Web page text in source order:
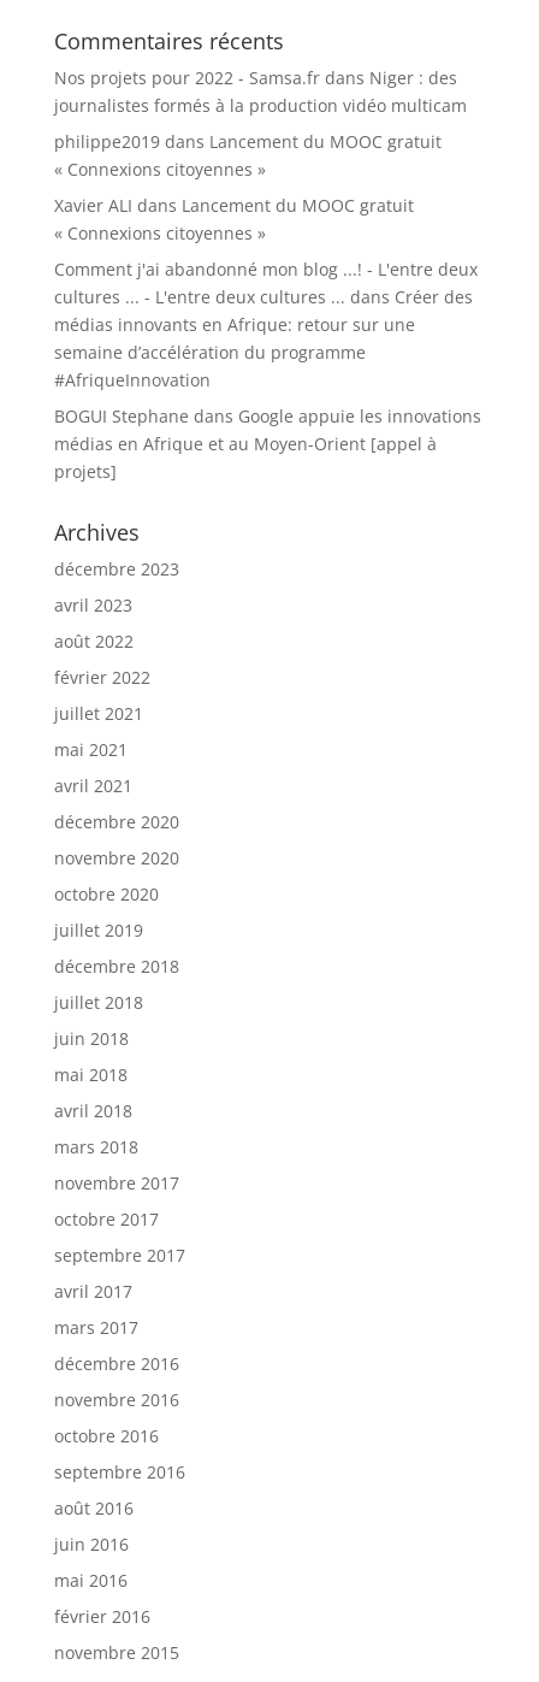
Commentaires récents
Nos projets pour 2022 - Samsa.frdans Niger : des
journalistes formés à la production vidéo multicam
philippe2019dans Lancement du MOOC gratuit
« Connexions citoyennes »
Xavier ALI dans Lancement du MOOC gratuit
« Connexions citoyennes »
Comment j'ai abandonné mon blog ...! - L'entre deux
cultures ... - L'entre deux cultures ... dans Créer des
médias innovants en Afrique: retour sur une
semaine d’accélération du programme
#AfriqueInnovation
BOGUI Stephane dans Google appuie les innovations
médias en Afrique et au Moyen-Orient [appel à
projets]
Archives
décembre 2023
avril 2023
août 2022
février 2022
juillet 2021
mai 2021
avril 2021
décembre 2020
novembre 2020
octobre 2020
juillet 2019
décembre 2018
juillet 2018
juin 2018
mai 2018
avril 2018
mars 2018
novembre 2017
octobre 2017
septembre 2017
avril 2017
mars 2017
décembre 2016
novembre 2016
octobre 2016
septembre 2016
août 2016
juin 2016
mai 2016
février 2016
novembre 2015